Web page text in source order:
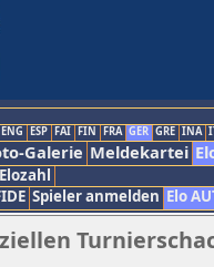
ENG ESP FAI FIN FRA GER GRE INA
Galerie Meldekartei
Spieler anmelden Elo